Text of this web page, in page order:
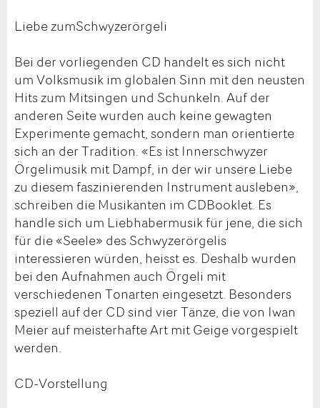
Liebe zumSchwyzerörgeli
Bei der vorliegenden CD handelt es sich nicht
um Volksmusik im globalen Sinn mit den neusten
Hits zum Mitsingen und Schunkeln. Auf der
anderen Seite wurden auch keine gewagten
Experimente gemacht, sondern man orientierte
sich an der Tradition. «Es ist Innerschwyzer
Örgelimusik mit Dampf, in der wir unsere Liebe
zu diesem faszinierenden Instrument ausleben»,
schreiben die Musikanten im CDBooklet. Es
handle sich um Liebhabermusik für jene, die sich
für die «Seele» des Schwyzerörgelis
interessieren würden, heisst es. Deshalb wurden
bei den Aufnahmen auch Örgeli mit
verschiedenen Tonarten eingesetzt. Besonders
speziell auf der CD sind vier Tänze, die von Iwan
Meier auf meisterhafte Art mit Geige vorgespielt
werden.
CD-Vorstellung